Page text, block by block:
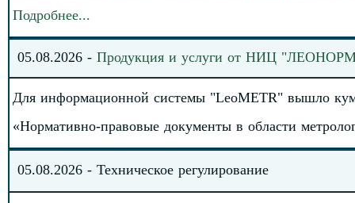
Подробнее...
05.08.2026 - Продукция и услуги от НИЦ
Для информационной системы "LeoMETR" вышло
«Нормативно-правовые документы в области
05.08.2026 - Техническое регулирование